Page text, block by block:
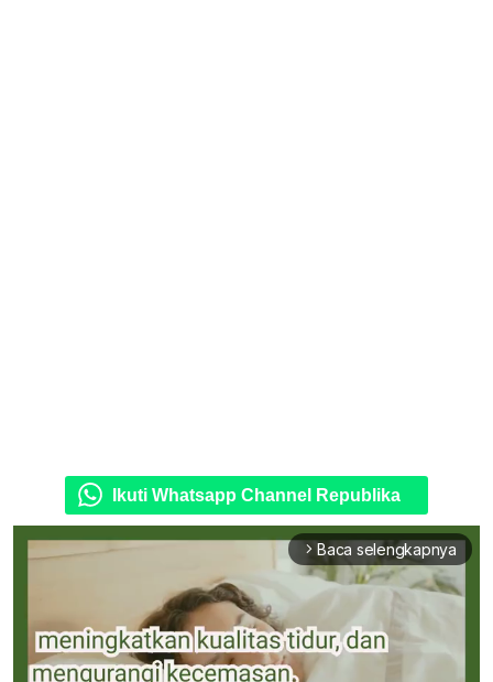
Ikuti Whatsapp Channel Republika
arrow_forward_ios Baca selengkapnya